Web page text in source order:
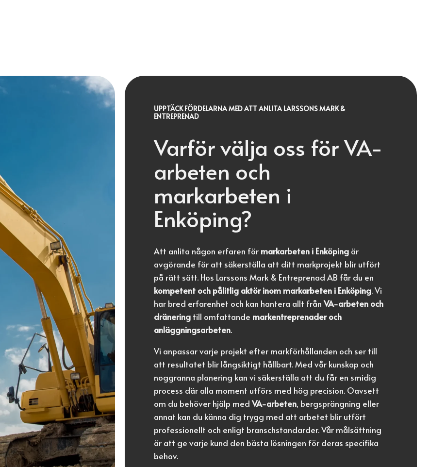
UPPTÄCK FÖRDELARNA MED ATT ANLITA LARSSONS MARK &
ENTREPRENAD
Varför välja oss för VA-
arbeten och
markarbeten i
Enköping?
Att anlita någon erfaren för markarbeten i Enköping är
avgörande för att säkerställa att ditt markprojekt blir utfört
på rätt sätt. Hos Larssons Mark & Entreprenad AB får du en
kompetent och pålitlig aktör inom markarbeten i Enköping. Vi
har bred erfarenhet och kan hantera allt frånVA-arbeten och
dränering till omfattande markentreprenader och
anläggningsarbeten.
Vi anpassar varje projekt efter markförhållanden och ser till
att resultatet blir långsiktigt hållbart. Med vår kunskap och
noggranna planering kan vi säkerställa att du får en smidig
process där alla moment utförs med hög precision. Oavsett
om du behöver hjälp medVA-arbeten, bergsprängning eller
annat kan du känna dig trygg med att arbetet blir utfört
professionellt och enligt branschstandarder. Vår målsättning
är att ge varje kund den bästa lösningen för deras specifika
behov.